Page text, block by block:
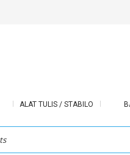
ALAT TULIS / STABILO